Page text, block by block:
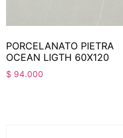
PORCELANATO PIETRA
OCEAN LIGTH 60X120
$ 94.000